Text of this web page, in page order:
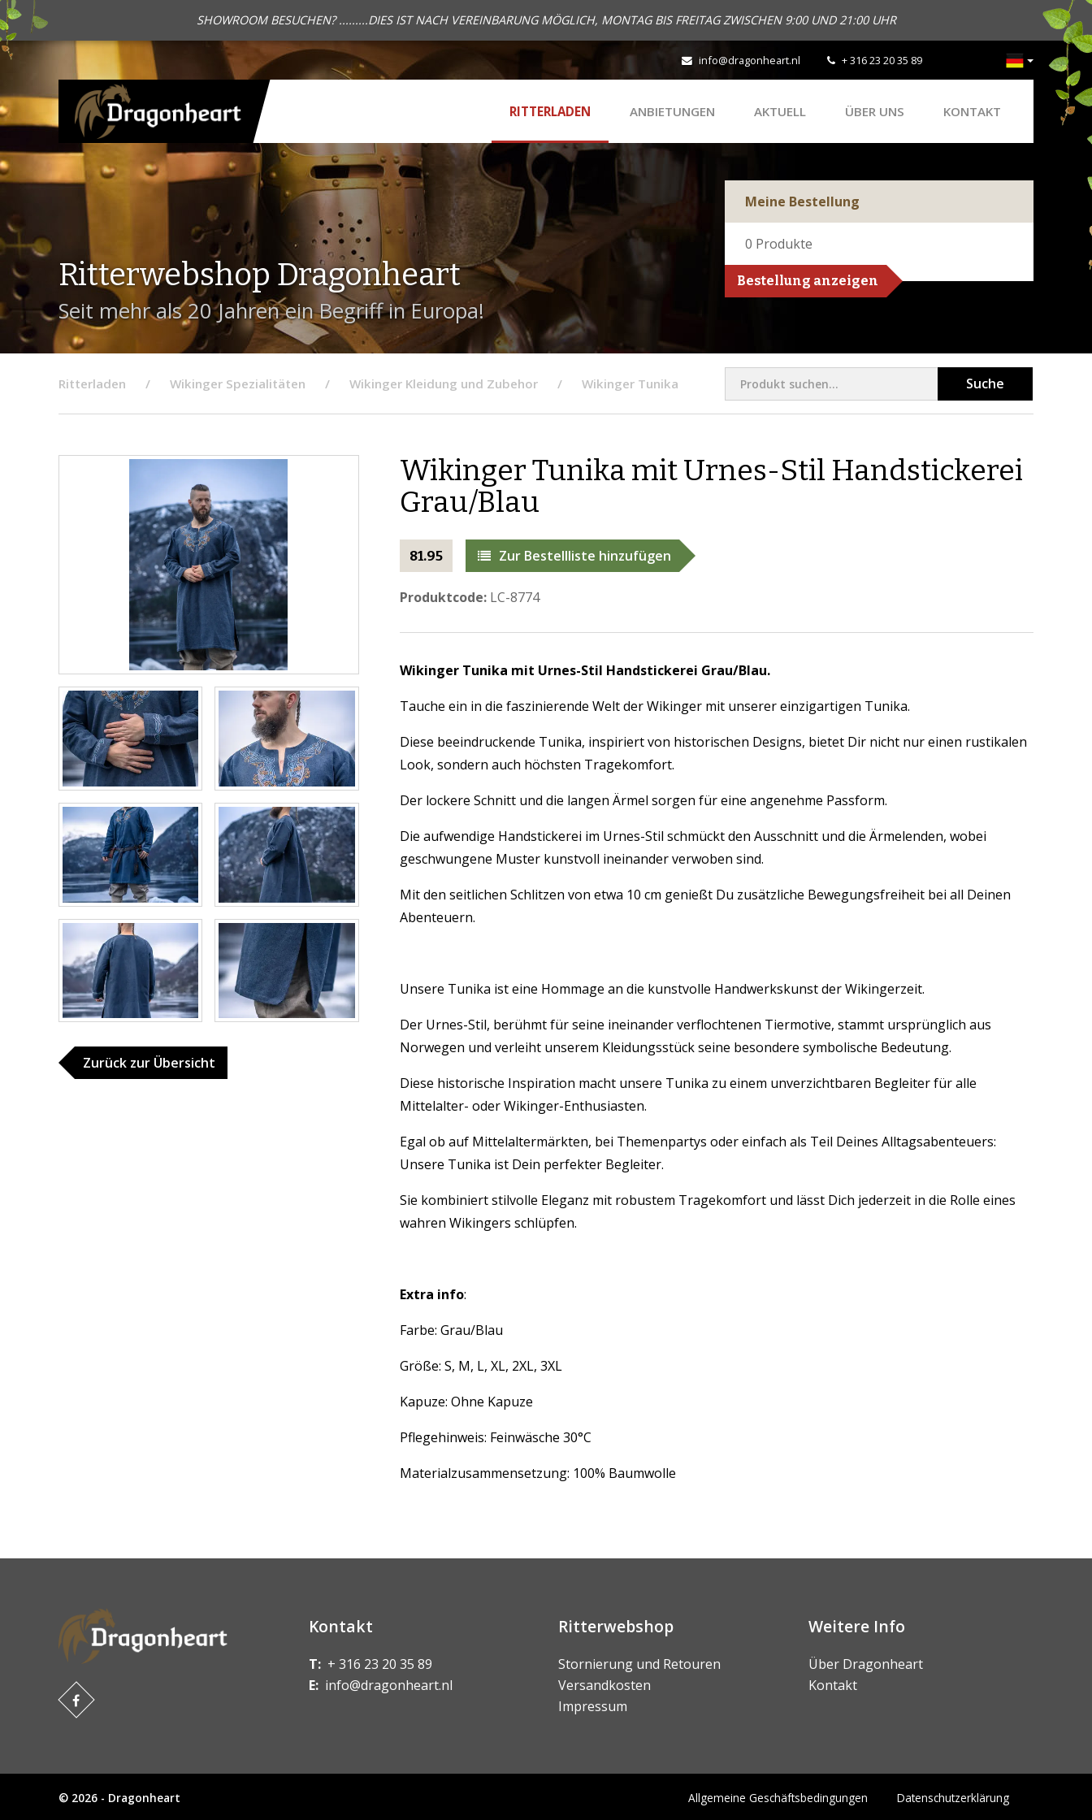
SHOWROOM BESUCHEN? .........DIES IST NACH VEREINBARUNG MÖGLICH, MONTAG BIS FREITAG ZWISCHEN 9:00 UND 21:00 UHR
info@dragonheart.nl + 316 23 20 35 89
RITTERLADEN ANBIETUNGEN AKTUELL ÜBER UNS KONTAKT
Ritterwebshop Dragonheart
Seit mehr als 20 Jahren ein Begriff in Europa!
Meine Bestellung
0 Produkte
Bestellung anzeigen
Ritterladen Wikinger Spezialitäten Wikinger Kleidung und Zubehor Wikinger Tunika Suche
Zurück zur Übersicht
Wikinger Tunika mit Urnes-Stil Handstickerei
Grau/Blau
81.95 Zur Bestellliste hinzufügen
Produktcode:LC-8774
Wikinger Tunika mit Urnes-Stil Handstickerei Grau/Blau.
Tauche ein in die faszinierende Welt der Wikinger mit unserer einzigartigen Tunika.
Diese beeindruckende Tunika, inspiriert von historischen Designs, bietet Dir nicht nur einen rustikalen
Look, sondern auch höchsten Tragekomfort.
Der lockere Schnitt und die langen Ärmel sorgen für eine angenehme Passform.
Die aufwendige Handstickerei im Urnes-Stil schmückt den Ausschnitt und die Ärmelenden, wobei
geschwungene Muster kunstvoll ineinander verwoben sind.
Mit den seitlichen Schlitzen von etwa 10 cm genießt Du zusätzliche Bewegungsfreiheit bei all Deinen
Abenteuern.
Unsere Tunika ist eine Hommage an die kunstvolle Handwerkskunst der Wikingerzeit.
Der Urnes-Stil, berühmt für seine ineinander verflochtenen Tiermotive, stammt ursprünglich aus
Norwegen und verleiht unserem Kleidungsstück seine besondere symbolische Bedeutung.
Diese historische Inspiration macht unsere Tunika zu einem unverzichtbaren Begleiter für alle
Mittelalter- oder Wikinger-Enthusiasten.
Egal ob auf Mittelaltermärkten, bei Themenpartys oder einfach als Teil Deines Alltagsabenteuers:
Unsere Tunika ist Dein perfekter Begleiter.
Sie kombiniert stilvolle Eleganz mit robustem Tragekomfort und lässt Dich jederzeit in die Rolle eines
wahren Wikingers schlüpfen.
Extra info:
Farbe: Grau/Blau
Größe: S, M, L, XL, 2XL, 3XL
Kapuze: Ohne Kapuze
Pflegehinweis: Feinwäsche 30°C
Materialzusammensetzung: 100% Baumwolle
Kontakt
T: + 316 23 20 35 89
E: info@dragonheart.nl
Ritterwebshop
Stornierung und Retouren
Versandkosten
Impressum
Weitere Info
Über Dragonheart
Kontakt
© 2026 - Dragonheart Allgemeine Geschäftsbedingungen
Datenschutzerklärung